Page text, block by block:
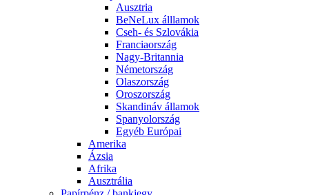
Ausztria
BeNeLux álllamok
Cseh- és Szlovákia
Franciaország
Nagy-Britannia
Németország
Olaszország
Oroszország
Skandináv államok
Spanyolország
Egyéb Európai
Amerika
Ázsia
Afrika
Ausztrália